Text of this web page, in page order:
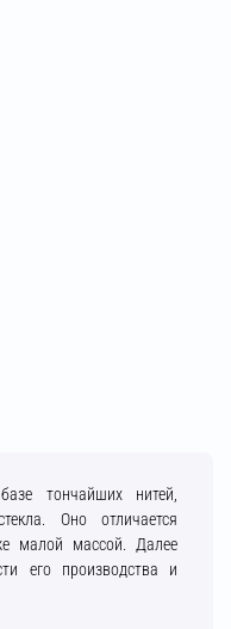
тончайших нитей,
Оно отличается
малой массой. Далее
его производства и